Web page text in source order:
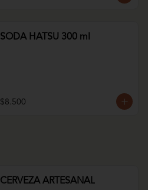
SODA HATSU 300 ml
$8.500
CERVEZA ARTESANAL